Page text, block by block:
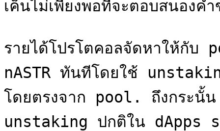
เค็นไม่เพียงพอที่จะตอบสนอ
รายได้โปรโตคอลจัดหาให้กั
nASTR ทันทีโดยใช้
โดยตรงจาก pool. ถึงกระนั้น
unstaking ปกติใน